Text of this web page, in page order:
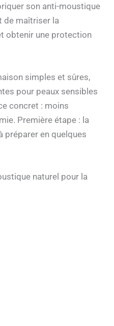
son anti-moustique
de maîtriser la
obtenir une protection
simples et sûres,
pour peaux sensibles
concret : moins
Première étape : la
préparer en quelques
naturel pour la